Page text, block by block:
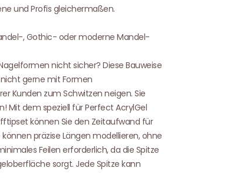
und Profis gleichermaßen.
, Gothic- oder moderne Mandel-
nicht sicher? Diese Bauweise
gerne mit Formen
Kunden zum Schwitzen neigen. Sie
Mit dem speziell für Perfect AcrylGel
können Sie den Zeitaufwand für
präzise Längen modellieren, ohne
Feilen erforderlich, da die Spitze
sorgt. Jede Spitze kann